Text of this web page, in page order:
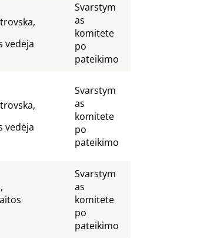
vedėja
Svarstym
as
komitete
po
pateikimo
vedėja
Svarstym
as
komitete
po
pateikimo
Svarstym
as
komitete
po
pateikimo